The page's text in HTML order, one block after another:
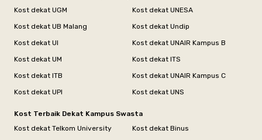
Kost dekat UGM
Kost dekat UNESA
Kost dekat UB Malang
Kost dekat Undip
Kost dekat UI
Kost dekat UNAIR Kampus B
Kost dekat UM
Kost dekat ITS
Kost dekat ITB
Kost dekat UNAIR Kampus C
Kost dekat UPI
Kost dekat UNS
Kost Terbaik Dekat Kampus Swasta
Kost dekat Telkom University
Kost dekat Binus